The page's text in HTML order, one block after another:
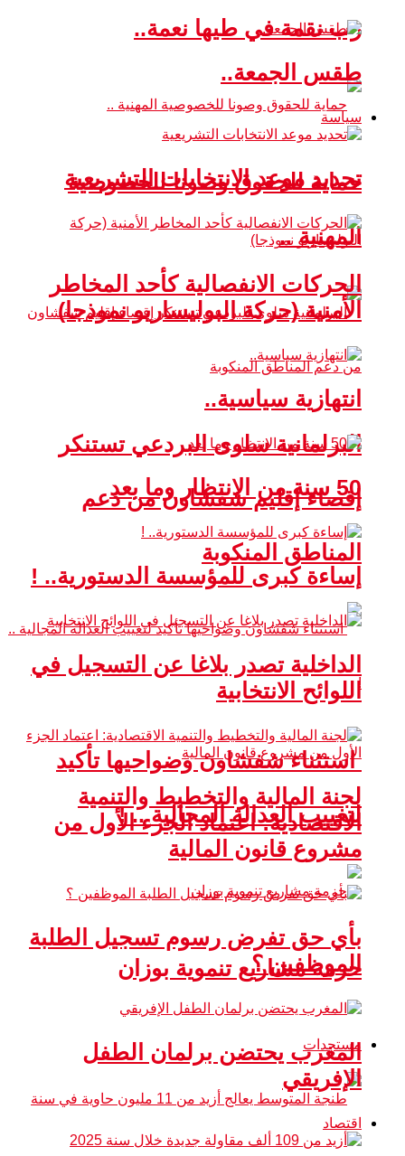
رب نقمة في طيها نعمة..
حماية للحقوق وصونا للخصوصية
المهنية ..
البرلمانية سلوى البردعي تستنكر
إقصاء إقليم شفشاون من دعم
المناطق المنكوبة
استثناء شفشاون وضواحيها تأكيد
لتغييب العدالة المجالية .. !
حزمة مشاريع تنموية بوزان
مستجدات
طقس الجمعة..
سياسة
تحديد موعد الانتخابات التشريعية
الحركات الانفصالية كأحد المخاطر
الأمنية (حركة البوليساريو نموذجا)
انتهازية سياسية..
50 سنة من الانتظار وما بعد
إساءة كبرى للمؤسسة الدستورية.. !
الداخلية تصدر بلاغا عن التسجيل في
اللوائح الانتخابية
لجنة المالية والتخطيط والتنمية
الاقتصادية: اعتماد الجزء الأول من
مشروع قانون المالية
بأي حق تفرض رسوم تسجيل الطلبة
الموظفين ؟
المغرب يحتضن برلمان الطفل
الإفريقي
اقتصاد